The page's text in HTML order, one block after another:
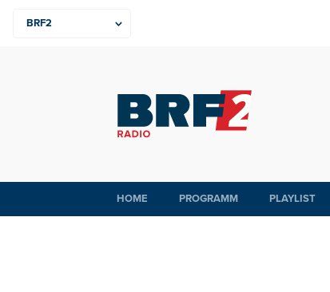
HOME PROGRAMM PLAYLIST